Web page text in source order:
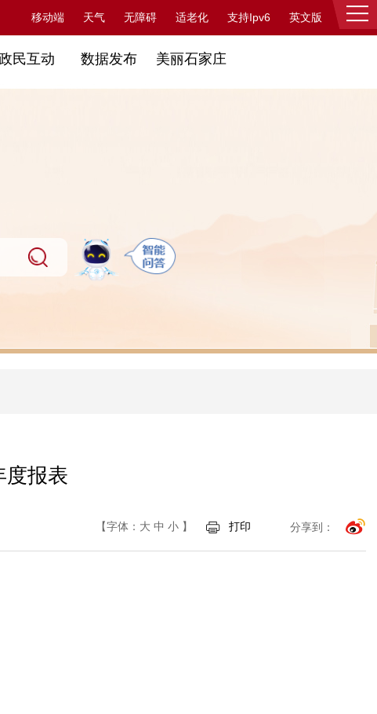
移动端 天气 无障碍 适老化 支持Ipv6 英文版 登录
民互动 数据发布 美丽石家庄
度报表
【字体： 大 中 小 】 打印 分享到：